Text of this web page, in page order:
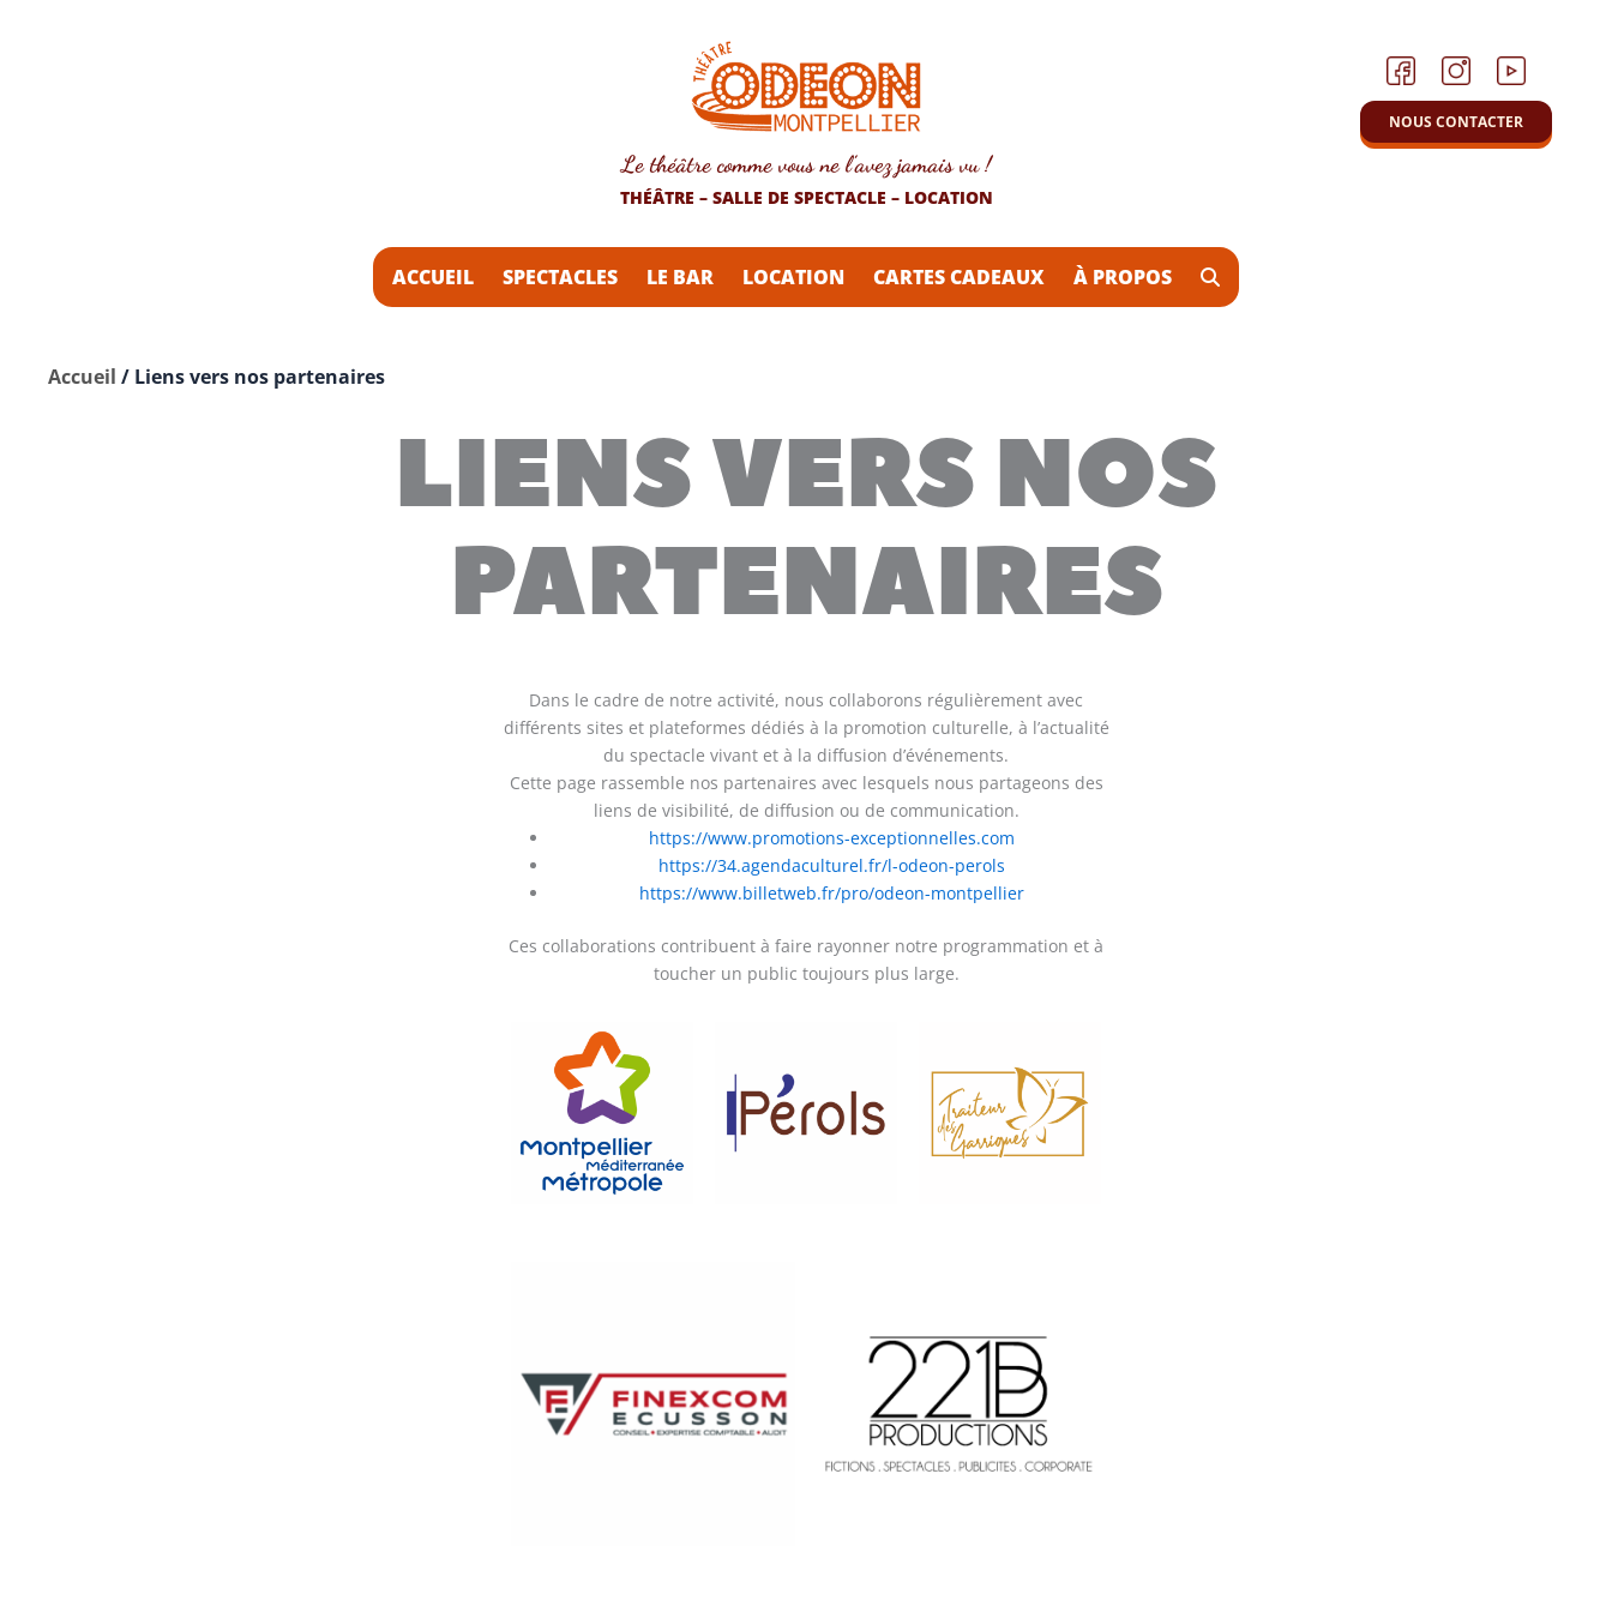
Le théâtre comme vous ne l’avez jamais vu !
THÉÂTRE – SALLE DE SPECTACLE – LOCATION
ACCUEIL SPECTACLES LE BAR LOCATION CARTES CADEAUX À PROPOS
Accueil / Liens vers nos partenaires
NOUS CONTACTER
LIENS VERS NOS
PARTENAIRES
Dans le cadre de notre activité, nous collaborons régulièrement avec
différents sites et plateformes dédiés à la promotion culturelle, à l’actualité
du spectacle vivant et à la diffusion d’événements.
Cette page rassemble nos partenaires avec lesquels nous partageons des
liens de visibilité, de diffusion ou de communication.
https://www.promotions-exceptionnelles.com
https://34.agendaculturel.fr/l-odeon-perols
https://www.billetweb.fr/pro/odeon-montpellier
Ces collaborations contribuent à faire rayonner notre programmation et à
toucher un public toujours plus large.